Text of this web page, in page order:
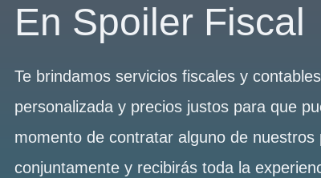
En Spoiler Fiscal
Te brindamos servicios fiscales y
personalizada y precios justos para que
momento de contratar alguno de
conjuntamente y recibirás toda la